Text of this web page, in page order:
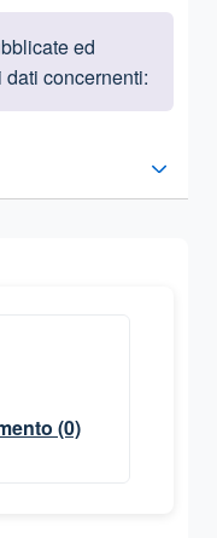
ed
concernenti:
(0)